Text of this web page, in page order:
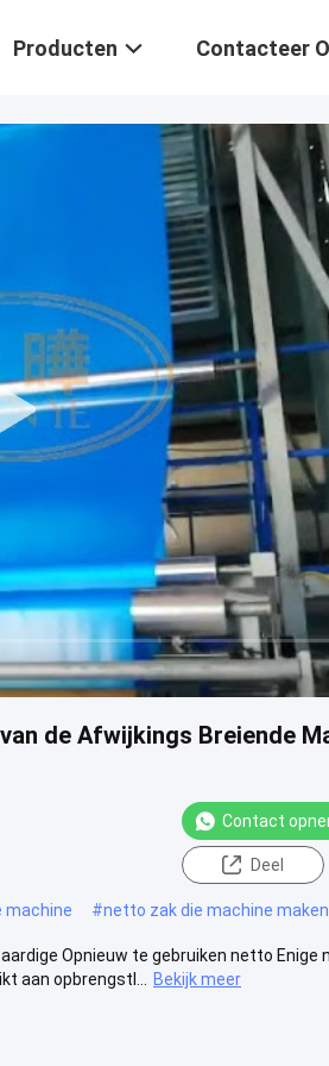
Producten Contacteer
de Afwijkings Breiende
Contact
Deel
machine #netto zak die machine maken
Opnieuw te gebruiken netto Enige
aan opbrengstI...
Bekijk meer